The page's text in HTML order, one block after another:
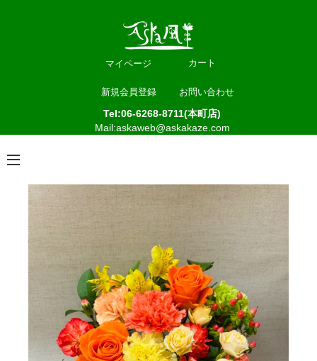
マイページ カート
新規会員登録 お問い合わせ
Tel:06-6268-8711(本町店)
Mail:askaweb@askakaze.com